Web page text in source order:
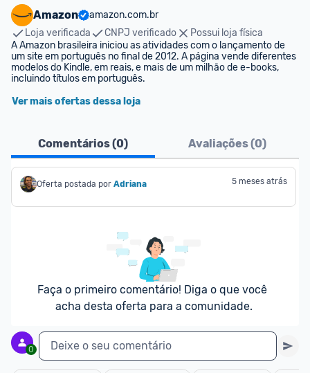
Amazon
amazon.com.br
Loja verificada
CNPJ verificado
Possui loja física
A Amazon brasileira iniciou as atividades com o lançamento de
um site em português no final de 2012. A página vende diferentes
modelos do Kindle, em reais, e mais de um milhão de e-books,
incluindo títulos em português.
Ver mais ofertas dessa loja
Comentários (0) Avaliações (0)
Oferta postada por Adriana 5 meses atrás
Faça o primeiro comentário! Diga o que você
acha desta oferta para a comunidade.
0 Deixe o seu comentário